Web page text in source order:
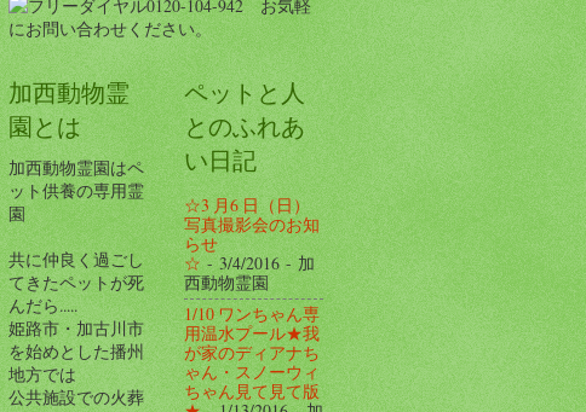
加西動物霊
園とは
加西動物霊園はペ
ット供養の専用霊
園
共に仲良く過ごし
てきたペットが死
んだら.....
姫路市・加古川市
を始めとした播州
地方では
公共施設での火葬
ペットと人
とのふれあ
い日記
☆3 月6 日（日）
写真撮影会のお知
らせ
☆- 3/4/2016- 加
西動物霊園
1/10 ワンちゃん専
用温水プール★我
が家のディアナち
ゃん・スノーウィ
ちゃん見て見て版